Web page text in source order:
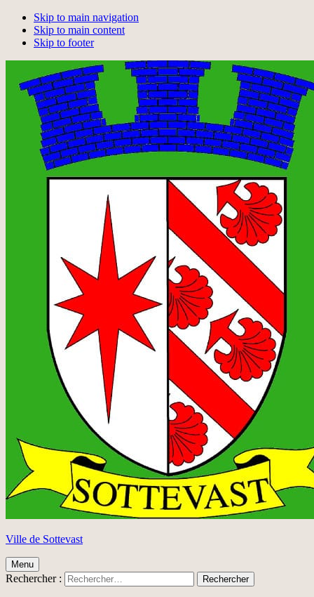
Skip to main navigation
Skip to main content
Skip to footer
Ville de Sottevast
Menu
Rechercher :